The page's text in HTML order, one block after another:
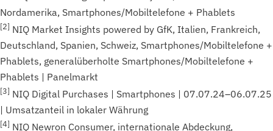
Nordamerika, Smartphones/Mobiltelefone + Phablets
[2] NIQ Market Insights powered by GfK, Italien, Frankreich,
Deutschland, Spanien, Schweiz, Smartphones/Mobiltelefone +
Phablets, generalüberholte Smartphones/Mobiltelefone +
Phablets | Panelmarkt
[3] NIQ Digital Purchases | Smartphones | 07.07.24–06.07.25
| Umsatzanteil in lokaler Währung
[4] NIQ Newron Consumer, internationale Abdeckung,